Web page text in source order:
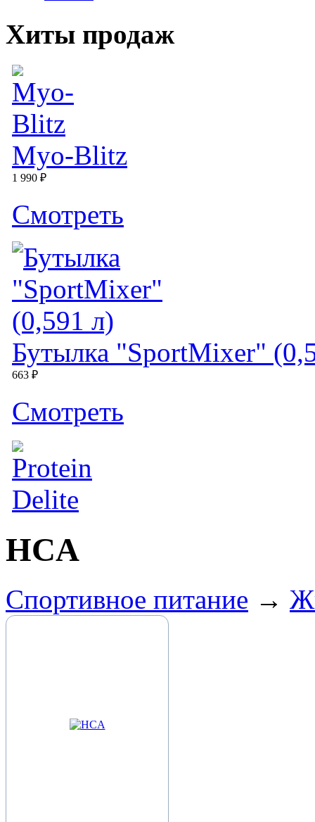
Хиты продаж
Myo-Blitz
1 990 ₽
Cмотреть
Бутылка "SportMixer"
663 ₽
Cмотреть
HCA
Спортивное питание →